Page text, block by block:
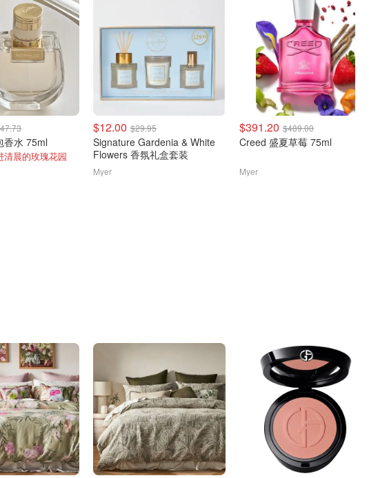
香水 75ml
清晨的玫瑰花园
$12.00 $29.95
Signature Gardenia & White
Flowers 香氛礼盒套装
Myer
$391.20 $489.00
Creed 盛夏草莓 75ml
Myer